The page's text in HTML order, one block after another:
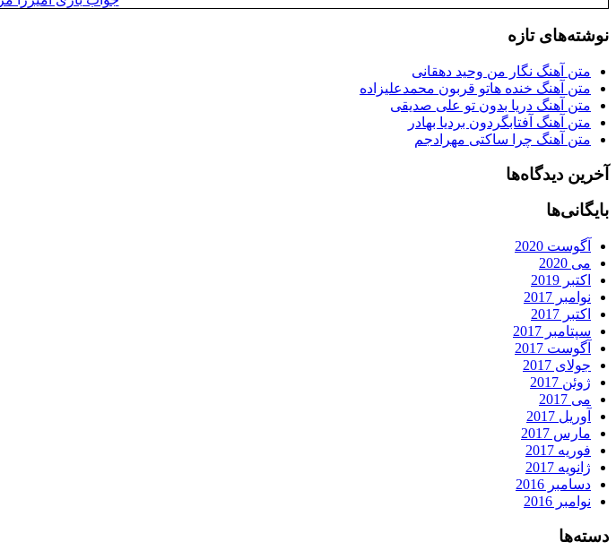
نوشته‌های تازه
متن آهنگ نگار من وحید دهقانی
متن آهنگ خنده هاتو قربون محمدعلیزاده
متن آهنگ دریا بدون تو علی صدیقی
متن آهنگ آفتابگردون بردیا بهادر
متن آهنگ چرا ساکتی مهرادجم
آخرین دیدگاه‌ها
بایگانی‌ها
آگوست 2020
می 2020
اکتبر 2019
نوامبر 2017
اکتبر 2017
سپتامبر 2017
آگوست 2017
جولای 2017
ژوئن 2017
می 2017
آوریل 2017
مارس 2017
فوریه 2017
ژانویه 2017
دسامبر 2016
نوامبر 2016
دسته‌ها